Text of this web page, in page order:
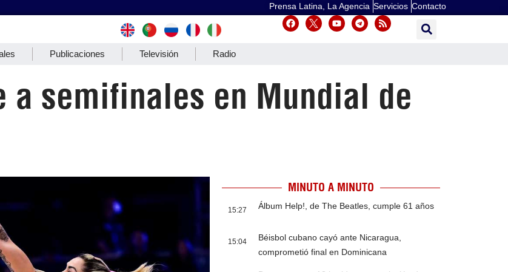
Prensa Latina, La Agencia Servicios Contacto
Publicaciones Televisión Radio
a semifinales en Mundial de
MINUTO A MINUTO
15:27 Álbum Help!, de The Beatles, cumple 61 años
15:04
Béisbol cubano cayó ante Nicaragua,
comprometió final en Dominicana